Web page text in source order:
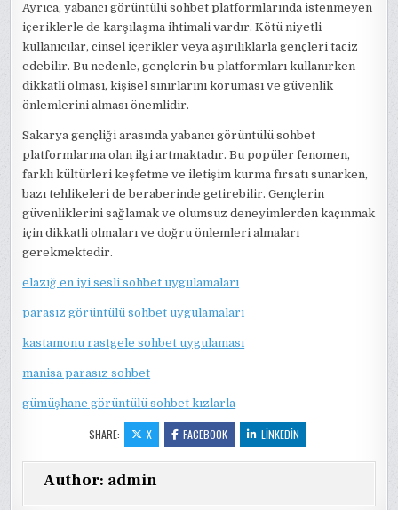
Ayrıca, yabancı görüntülü sohbet platformlarında istenmeyen
içeriklerle de karşılaşma ihtimali vardır. Kötü niyetli
kullanıcılar, cinsel içerikler veya aşırılıklarla gençleri taciz
edebilir. Bu nedenle, gençlerin bu platformları kullanırken
dikkatli olması, kişisel sınırlarını koruması ve güvenlik
önlemlerini alması önemlidir.
Sakarya gençliği arasında yabancı görüntülü sohbet
platformlarına olan ilgi artmaktadır. Bu popüler fenomen,
farklı kültürleri keşfetme ve iletişim kurma fırsatı sunarken,
bazı tehlikeleri de beraberinde getirebilir. Gençlerin
güvenliklerini sağlamak ve olumsuz deneyimlerden kaçınmak
için dikkatli olmaları ve doğru önlemleri almaları
gerekmektedir.
elazığ en iyi sesli sohbet uygulamaları
parasız görüntülü sohbet uygulamaları
kastamonu rastgele sohbet uygulaması
manisa parasız sohbet
gümüşhane görüntülü sohbet kızlarla
SHARE: X FACEBOOK LINKEDIN
Author: admin